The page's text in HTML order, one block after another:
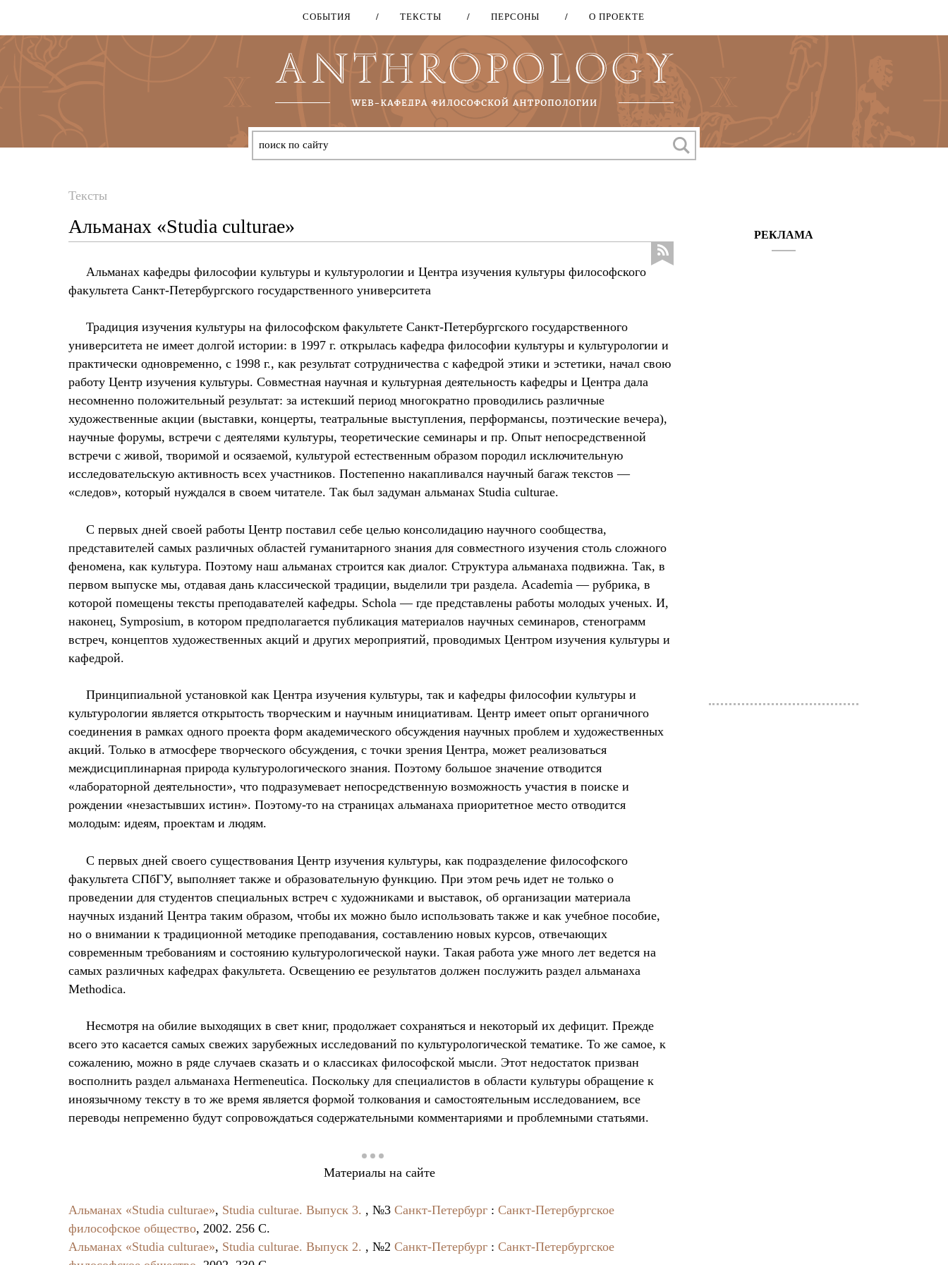
Перейти
основному
содержанию
СОБЫТИЯ ТЕКСТЫ ПЕРСОНЫ О ПРОЕКТЕ
здесь
Тексты
Альманах «Studia culturae»
Альманах кафедры философии культуры и культурологии и Центра изучения культуры философского
факультета Санкт-Петербургского государственного университета
Традиция изучения культуры на философском факультете Санкт-Петербургского государственного
университета не имеет долгой истории: в 1997 г. открылась кафедра философии культуры и культурологии и
практически одновременно, с 1998 г., как результат сотрудничества с кафедрой этики и эстетики, начал свою
работу Центр изучения культуры. Совместная научная и культурная деятельность кафедры и Центра дала
несомненно положительный результат: за истекший период многократно проводились различные
художественные акции (выставки, концерты, театральные выступления, перформансы, поэтические вечера),
научные форумы, встречи с деятелями культуры, теоретические семинары и пр. Опыт непосредственной
встречи с живой, творимой и осязаемой, культурой естественным образом породил исключительную
исследовательскую активность всех участников. Постепенно накапливался научный багаж текстов —
«следов», который нуждался в своем читателе. Так был задуман альманах Studia culturae.
С первых дней своей работы Центр поставил себе целью консолидацию научного сообщества,
представителей самых различных областей гуманитарного знания для совместного изучения столь сложного
феномена, как культура. Поэтому наш альманах строится как диалог. Структура альманаха подвижна. Так, в
первом выпуске мы, отдавая дань классической традиции, выделили три раздела. Academia — рубрика, в
которой помещены тексты преподавателей кафедры. Schola — где представлены работы молодых ученых. И,
наконец, Symposium, в котором предполагается публикация материалов научных семинаров, стенограмм
встреч, концептов художественных акций и других мероприятий, проводимых Центром изучения культуры и
кафедрой.
Принципиальной установкой как Центра изучения культуры, так и кафедры философии культуры и
культурологии является открытость творческим и научным инициативам. Центр имеет опыт органичного
соединения в рамках одного проекта форм академического обсуждения научных проблем и художественных
акций. Только в атмосфере творческого обсуждения, с точки зрения Центра, может реализоваться
междисциплинарная природа культурологического знания. Поэтому большое значение отводится
«лабораторной деятельности», что подразумевает непосредственную возможность участия в поиске и
рождении «незастывших истин». Поэтому-то на страницах альманаха приоритетное место отводится
молодым: идеям, проектам и людям.
С первых дней своего существования Центр изучения культуры, как подразделение философского
факультета СПбГУ, выполняет также и образовательную функцию. При этом речь идет не только о
проведении для студентов специальных встреч с художниками и выставок, об организации материала
научных изданий Центра таким образом, чтобы их можно было использовать также и как учебное пособие,
но о внимании к традиционной методике преподавания, составлению новых курсов, отвечающих
современным требованиям и состоянию культурологической науки. Такая работа уже много лет ведется на
самых различных кафедрах факультета. Освещению ее результатов должен послужить раздел альманаха
Methodica.
Несмотря на обилие выходящих в свет книг, продолжает сохраняться и некоторый их дефицит. Прежде
всего это касается самых свежих зарубежных исследований по культурологической тематике. То же самое, к
сожалению, можно в ряде случаев сказать и о классиках философской мысли. Этот недостаток призван
восполнить раздел альманаха Hermeneutica. Поскольку для специалистов в области культуры обращение к
иноязычному тексту в то же время является формой толкования и самостоятельным исследованием, все
переводы непременно будут сопровождаться содержательными комментариями и проблемными статьями.
Материалы на сайте
Альманах «Studia culturae», Studia culturae. Выпуск 3. , №3 Санкт-Петербург : Санкт-Петербургское
философское общество, 2002. 256 C.
Альманах «Studia culturae», Studia culturae. Выпуск 2. , №2 Санкт-Петербург : Санкт-Петербургское
РЕКЛАМА